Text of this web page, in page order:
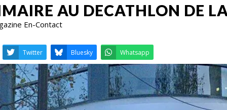
AU DECATHLON DE
En-Contact